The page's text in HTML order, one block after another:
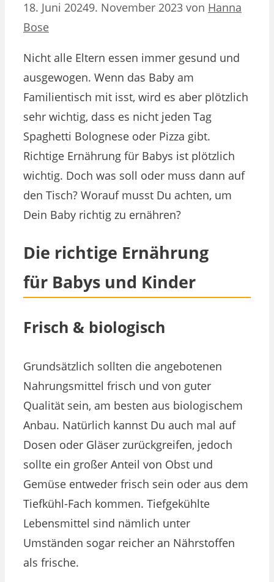
18. Juni 20249. November 2023 von Hanna
Bose
Nicht alle Eltern essen immer gesund und
ausgewogen. Wenn das Baby am
Familientisch mit isst, wird es aber plötzlich
sehr wichtig, dass es nicht jeden Tag
Spaghetti Bolognese oder Pizza gibt.
Richtige Ernährung für Babys ist plötzlich
wichtig. Doch was soll oder muss dann auf
den Tisch? Worauf musst Du achten, um
Dein Baby richtig zu ernähren?
Die richtige Ernährung
für Babys und Kinder
Frisch & biologisch
Grundsätzlich sollten die angebotenen
Nahrungsmittel frisch und von guter
Qualität sein, am besten aus biologischem
Anbau. Natürlich kannst Du auch mal auf
Dosen oder Gläser zurückgreifen, jedoch
sollte ein großer Anteil von Obst und
Gemüse entweder frisch sein oder aus dem
Tiefkühl-Fach kommen. Tiefgekühlte
Lebensmittel sind nämlich unter
Umständen sogar reicher an Nährstoffen
als frische.